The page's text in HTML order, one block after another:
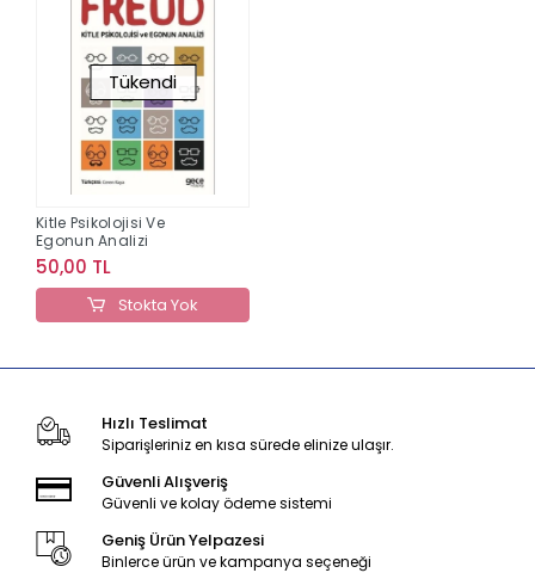
Tükendi
Kitle Psikolojisi Ve
Egonun Analizi
50,00 TL
Stokta Yok
Hızlı Teslimat
Siparişleriniz en kısa sürede elinize ulaşır.
Güvenli Alışveriş
Güvenli ve kolay ödeme sistemi
Geniş Ürün Yelpazesi
Binlerce ürün ve kampanya seçeneği